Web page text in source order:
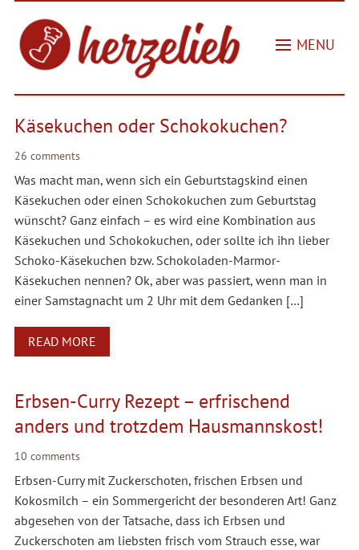
MENU
Käsekuchen oder Schokokuchen?
26 comments
Was macht man, wenn sich ein Geburtstagskind einen
Käsekuchen oder einen Schokokuchen zum Geburtstag
wünscht? Ganz einfach – es wird eine Kombination aus
Käsekuchen und Schokokuchen, oder sollte ich ihn lieber
Schoko-Käsekuchen bzw. Schokoladen-Marmor-
Käsekuchen nennen? Ok, aber was passiert, wenn man in
einer Samstagnacht um 2 Uhr mit dem Gedanken […]
READ MORE
Erbsen-Curry Rezept – erfrischend
anders und trotzdem Hausmannskost!
10 comments
Erbsen-Curry mit Zuckerschoten, frischen Erbsen und
Kokosmilch – ein Sommergericht der besonderen Art! Ganz
abgesehen von der Tatsache, dass ich Erbsen und
Zuckerschoten am liebsten frisch vom Strauch esse, war